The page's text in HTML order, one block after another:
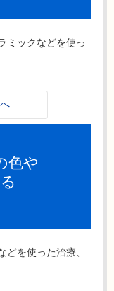
ミックなどを使っ
色や
を使った治療、